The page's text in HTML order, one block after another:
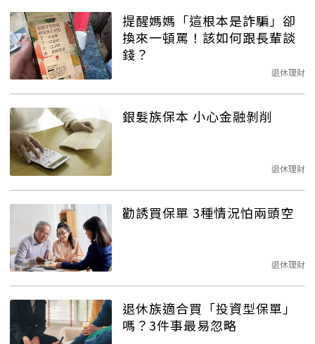
提醒媽媽「這根本是詐騙」卻
換來一頓罵！該如何跟長輩談
錢？
退休理財
銀髮族保本 小心金融剝削
退休理財
勸誘買保單 3種情況怕兩頭空
退休理財
退休族適合買「投資型保單」
嗎？3件事最易忽略